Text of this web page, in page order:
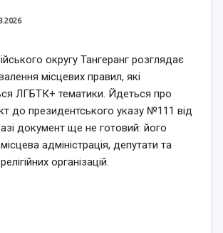
округу Тангеранг розглядає
місцевих правил, які
ЛГБТК+ тематики. Йдеться про
до президентського указу №111 від
документ ще не готовий: його
адміністрація, депутати та
організацій.